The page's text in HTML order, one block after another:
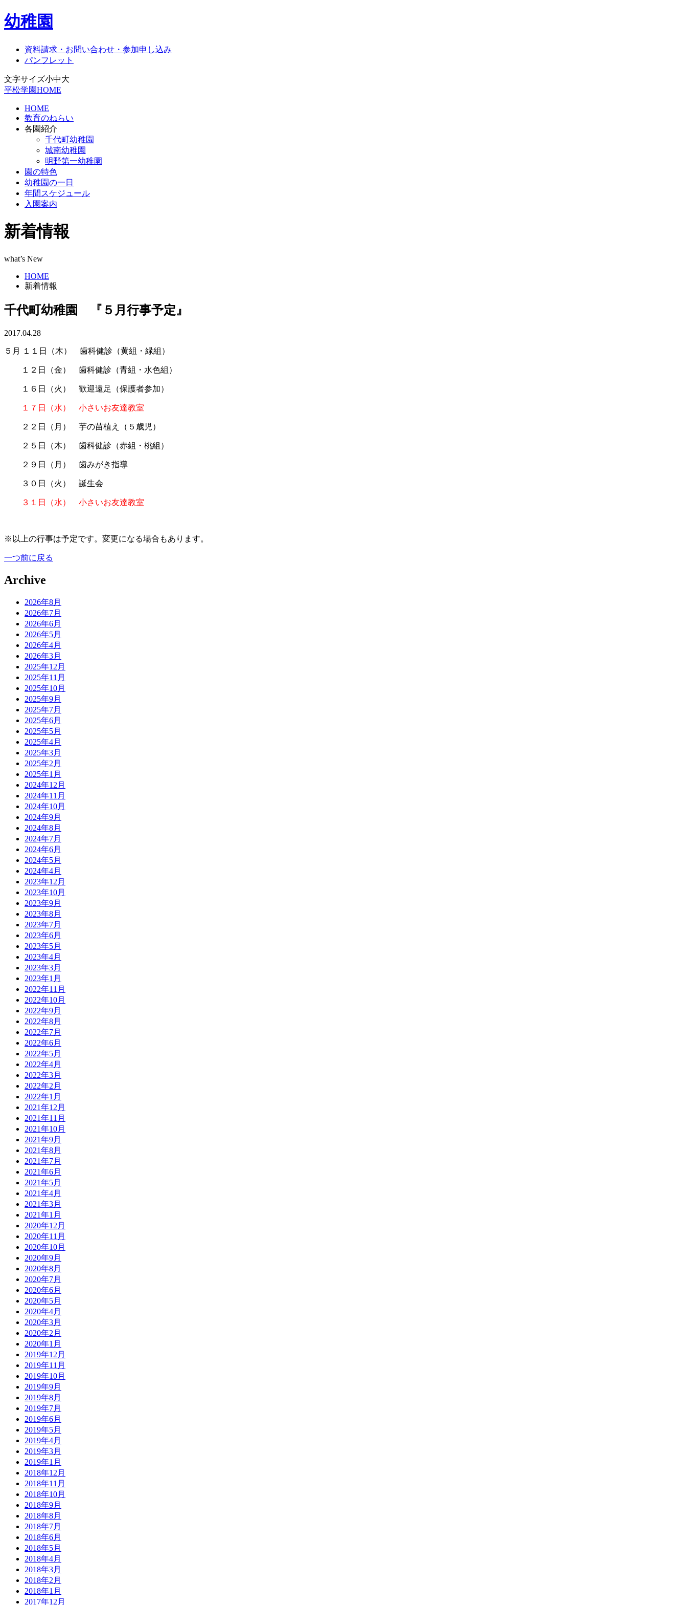
幼稚園
資料請求・お問い合わせ・参加申し込み
パンフレット
文字サイズ小中大
平松学園HOME
HOME
教育のねらい
各園紹介
千代町幼稚園
城南幼稚園
明野第一幼稚園
園の特色
幼稚園の一日
年間スケジュール
入園案内
新着情報
what’s New
HOME
新着情報
千代町幼稚園 『５月行事予定』
2017.04.28
５月 １１日（木） 歯科健診（黄組・緑組）
１２日（金） 歯科健診（青組・水色組）
１６日（火） 歓迎遠足（保護者参加）
１７日（水） 小さいお友達教室
２２日（月） 芋の苗植え（５歳児）
２５日（木） 歯科健診（赤組・桃組）
２９日（月） 歯みがき指導
３０日（火） 誕生会
３１日（水） 小さいお友達教室
※以上の行事は予定です。変更になる場合もあります。
一つ前に戻る
Archive
2026年8月
2026年7月
2026年6月
2026年5月
2026年4月
2026年3月
2025年12月
2025年11月
2025年10月
2025年9月
2025年7月
2025年6月
2025年5月
2025年4月
2025年3月
2025年2月
2025年1月
2024年12月
2024年11月
2024年10月
2024年9月
2024年8月
2024年7月
2024年6月
2024年5月
2024年4月
2023年12月
2023年10月
2023年9月
2023年8月
2023年7月
2023年6月
2023年5月
2023年4月
2023年3月
2023年1月
2022年11月
2022年10月
2022年9月
2022年8月
2022年7月
2022年6月
2022年5月
2022年4月
2022年3月
2022年2月
2022年1月
2021年12月
2021年11月
2021年10月
2021年9月
2021年8月
2021年7月
2021年6月
2021年5月
2021年4月
2021年3月
2021年1月
2020年12月
2020年11月
2020年10月
2020年9月
2020年8月
2020年7月
2020年6月
2020年5月
2020年4月
2020年3月
2020年2月
2020年1月
2019年12月
2019年11月
2019年10月
2019年9月
2019年8月
2019年7月
2019年6月
2019年5月
2019年4月
2019年3月
2019年1月
2018年12月
2018年11月
2018年10月
2018年9月
2018年8月
2018年7月
2018年6月
2018年5月
2018年4月
2018年3月
2018年2月
2018年1月
2017年12月